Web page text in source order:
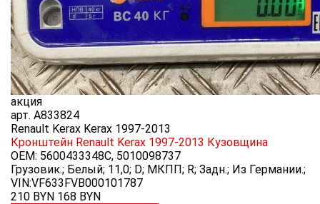
акция
арт. A833824
Renault Kerax Kerax 1997-2013
Кронштейн Renault Kerax 1997-2013 Кузовщина
OEM: 5600433348C, 5010098737
Грузовик.; Белый; 11,0; D; МКПП; R; Задн.; Из Германии.;
VIN:VF633FVB000101787
210 BYN 168 BYN